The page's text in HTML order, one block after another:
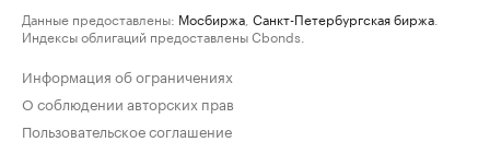
Данные предоставлены: Мосбиржа Санкт-Петербургская биржа
Индексы облигаций предоставлены Cbonds.
Информация об ограничениях
О соблюдении авторских прав
Пользовательское соглашение